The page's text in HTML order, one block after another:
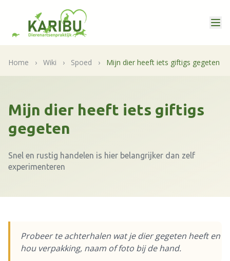
Home › Wiki › Spoed › Mijn dier heeft iets giftigs gegeten
Mijn dier heeft iets giftigs
gegeten
Snel en rustig handelen is hier belangrijker dan zelf
experimenteren
Probeer te achterhalen wat je dier gegeten heeft en
hou verpakking, naam of foto bij de hand.